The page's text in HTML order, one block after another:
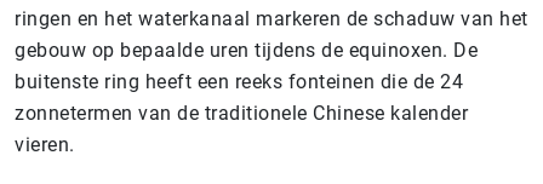
ringen en het waterkanaal markeren de schaduw van het
gebouw op bepaalde uren tijdens de equinoxen. De
buitenste ring heeft een reeks fonteinen die de 24
zonnetermen van de traditionele Chinese kalender
vieren.